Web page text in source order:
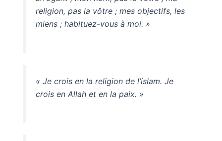
religion, pas la vôtre ; mes objectifs, les
miens ; habituez-vous à moi. »
« Je crois en la religion de l’islam. Je
crois en Allah et en la paix. »